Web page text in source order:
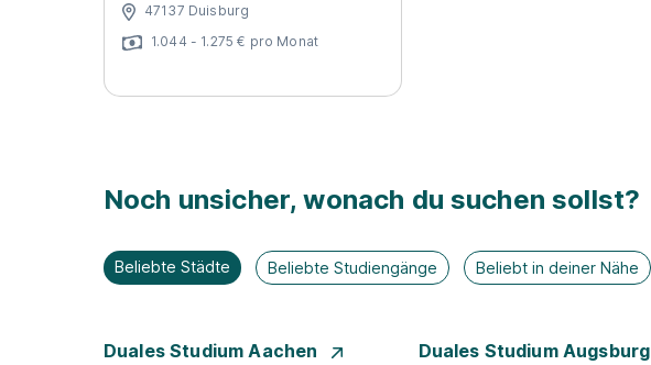
47137 Duisburg
1.044 - 1.275 € pro Monat
Noch unsicher, wonach du suchen sollst?
Beliebte Städte Beliebte Studiengänge Beliebt in deiner Nähe
Duales Studium Aachen Duales Studium Augsburg